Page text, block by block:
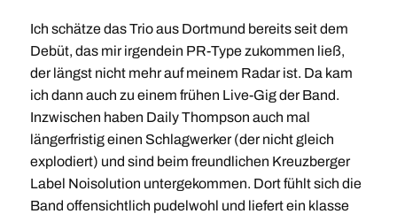
Ich schätze das Trio aus Dortmund bereits seit dem
Debüt, das mir irgendein PR-Type zukommen ließ,
der längst nicht mehr auf meinem Radar ist. Da kam
ich dann auch zu einem frühen Live-Gig der Band.
Inzwischen haben Daily Thompson auch mal
längerfristig einen Schlagwerker (der nicht gleich
explodiert) und sind beim freundlichen Kreuzberger
Label Noisolution untergekommen. Dort fühlt sich die
Band offensichtlich pudelwohl und liefert ein klasse